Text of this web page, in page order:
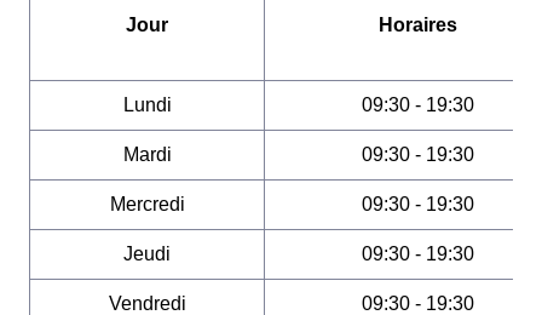
Jour Horaires
Lundi 09:30 - 19:30
Mardi 09:30 - 19:30
Mercredi 09:30 - 19:30
Jeudi 09:30 - 19:30
Vendredi 09:30 - 19:30